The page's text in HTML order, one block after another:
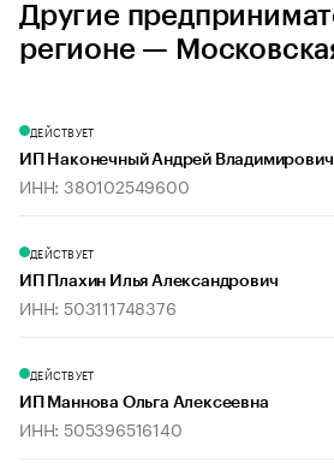
Другие
регионе —
ДЕЙСТВУЕТ
ИП Наконечный Андрей Владимирович
ИНН: 380102549600
ДЕЙСТВУЕТ
ИП Плахин Илья Александрович
ИНН: 503111748376
ДЕЙСТВУЕТ
ИП Маннова Ольга Алексеевна
ИНН: 505396516140